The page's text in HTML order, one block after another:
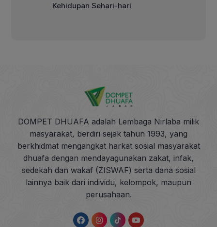
Kehidupan Sehari-hari
DOMPET DHUAFA adalah Lembaga Nirlaba milik
masyarakat, berdiri sejak tahun 1993, yang
berkhidmat mengangkat harkat sosial masyarakat
dhuafa dengan mendayagunakan zakat, infak,
sedekah dan wakaf (ZISWAF) serta dana sosial
lainnya baik dari individu, kelompok, maupun
perusahaan.